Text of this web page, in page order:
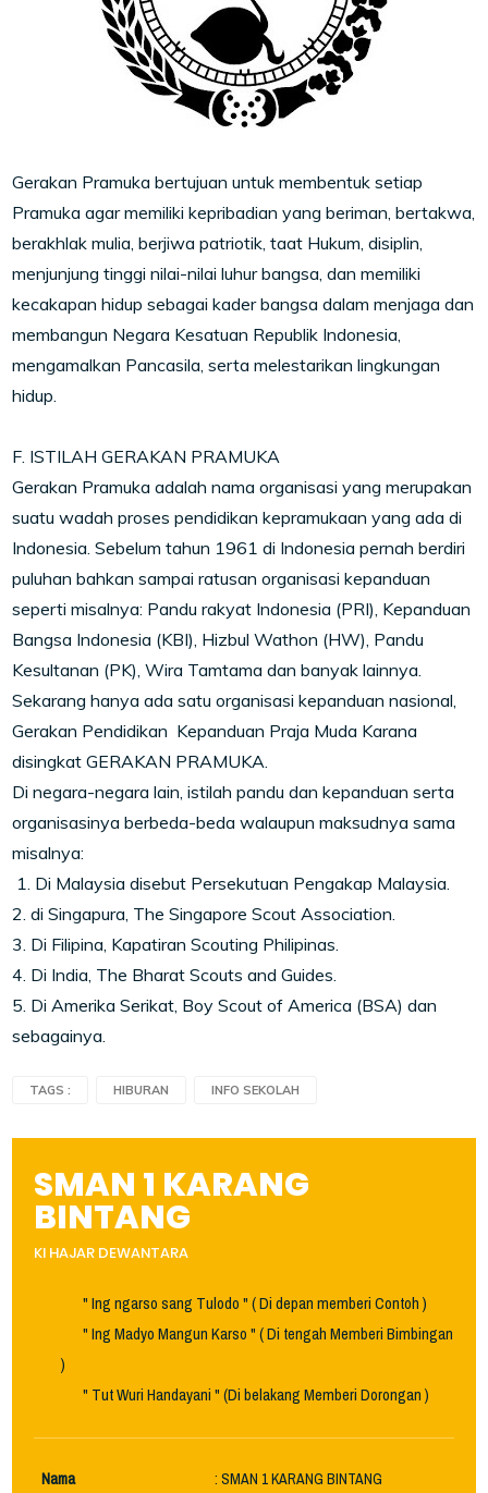
Gerakan Pramuka bertujuan untuk membentuk setiap
Pramuka agar memiliki kepribadian yang beriman, bertakwa,
berakhlak mulia, berjiwa patriotik, taat Hukum, disiplin,
menjunjung tinggi nilai-nilai luhur bangsa, dan memiliki
kecakapan hidup sebagai kader bangsa dalam menjaga dan
membangun Negara Kesatuan Republik Indonesia,
mengamalkan Pancasila, serta melestarikan lingkungan
hidup.
F. ISTILAH GERAKAN PRAMUKA
Gerakan Pramuka adalah nama organisasi yang merupakan
suatu wadah proses pendidikan kepramukaan yang ada di
Indonesia. Sebelum tahun 1961 di Indonesia pernah berdiri
puluhan bahkan sampai ratusan organisasi kepanduan
seperti misalnya: Pandu rakyat Indonesia (PRI), Kepanduan
Bangsa Indonesia (KBI), Hizbul Wathon (HW), Pandu
Kesultanan (PK), Wira Tamtama dan banyak lainnya.
Sekarang hanya ada satu organisasi kepanduan nasional,
Gerakan Pendidikan Kepanduan Praja Muda Karana
disingkat GERAKAN PRAMUKA.
Di negara-negara lain, istilah pandu dan kepanduan serta
organisasinya berbeda-beda walaupun maksudnya sama
misalnya:
1. Di Malaysia disebut Persekutuan Pengakap Malaysia.
2. di Singapura, The Singapore Scout Association.
3. Di Filipina, Kapatiran Scouting Philipinas.
4. Di India, The Bharat Scouts and Guides.
5. Di Amerika Serikat, Boy Scout of America (BSA) dan
sebagainya.
TAGS : HIBURAN INFO SEKOLAH
SMAN 1 KARANG
BINTANG
KI HAJAR DEWANTARA
" Ing ngarso sang Tulodo " ( Di depan memberi Contoh )
" Ing Madyo Mangun Karso " ( Di tengah Memberi Bimbingan
)
" Tut Wuri Handayani " (Di belakang Memberi Dorongan )
Nama : SMAN 1 KARANG BINTANG